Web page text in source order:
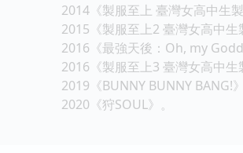
2014《製服至上 臺灣女高中生製
2015《製服至上2 臺灣女高中生
2016《最強天後：Oh, my
2016《製服至上3 臺灣女高中生
2019《BUNNY BUNNY BANG!》
2020《狩SOUL》。